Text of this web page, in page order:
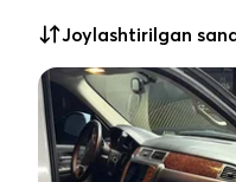
Joylashtirilgan